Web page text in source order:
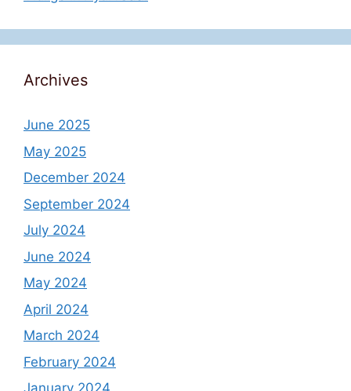
Archives
June 2025
May 2025
December 2024
September 2024
July 2024
June 2024
May 2024
April 2024
March 2024
February 2024